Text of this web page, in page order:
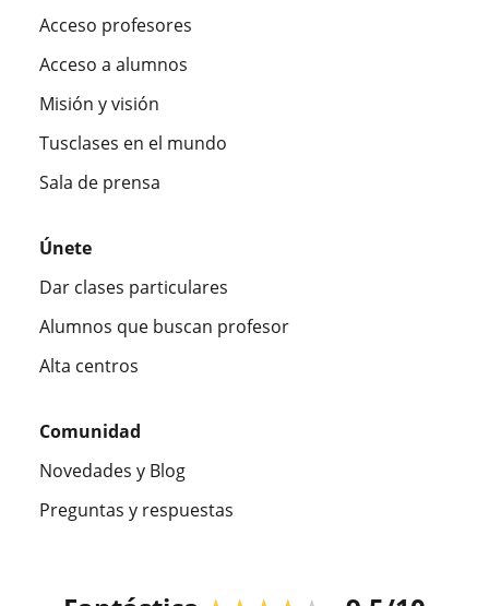
Acceso profesores
Acceso a alumnos
Misión y visión
Tusclases en el mundo
Sala de prensa
Únete
Dar clases particulares
Alumnos que buscan profesor
Alta centros
Comunidad
Novedades y Blog
Preguntas y respuestas